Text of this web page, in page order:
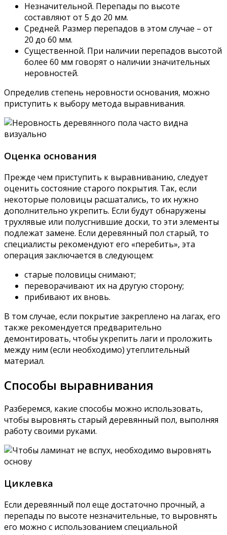
Незначительной. Перепады по высоте
составляют от 5 до 20 мм.
Средней. Размер перепадов в этом случае – от
20 до 60 мм.
Существенной. При наличии перепадов высотой
более 60 мм говорят о наличии значительных
неровностей.
Определив степень неровности основания, можно
приступить к выбору метода выравнивания.
Оценка основания
Прежде чем приступить к выравниванию, следует
оценить состояние старого покрытия. Так, если
некоторые половицы расшатались, то их нужно
дополнительно укрепить. Если будут обнаружены
трухлявые или полусгнившие доски, то эти элементы
подлежат замене. Если деревянный пол старый, то
специалисты рекомендуют его «перебить», эта
операция заключается в следующем:
старые половицы снимают;
переворачивают их на другую сторону;
прибивают их вновь.
В том случае, если покрытие закреплено на лагах, его
также рекомендуется предварительно
демонтировать, чтобы укрепить лаги и проложить
между ним (если необходимо) утеплительный
материал.
Способы выравнивания
Разберемся, какие способы можно использовать,
чтобы выровнять старый деревянный пол, выполняя
работу своими руками.
Циклевка
Если деревянный пол еще достаточно прочный, а
перепады по высоте незначительные, то выровнять
его можно с использованием специальной